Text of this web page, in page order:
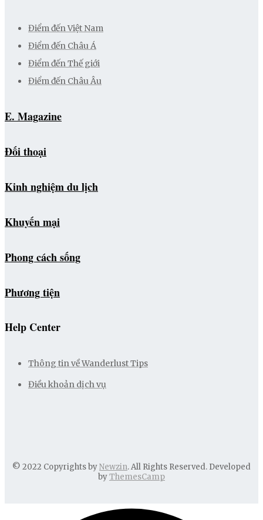
Điểm đến Việt Nam
Điểm đến Châu Á
Điểm đến Thế giới
Điểm đến Châu Âu
E. Magazine
Đối thoại
Kinh nghiệm du lịch
Khuyến mại
Phong cách sống
Phương tiện
Help Center
Thông tin về Wanderlust Tips
Điều khoản dịch vụ
© 2022 Copyrights byNewzin. All Rights Reserved. Developed
byThemesCamp